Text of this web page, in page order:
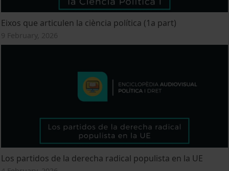
Eixos que articulen la ciència política (1a part)
9 February, 2026
Los partidos de la derecha radical populista en la UE